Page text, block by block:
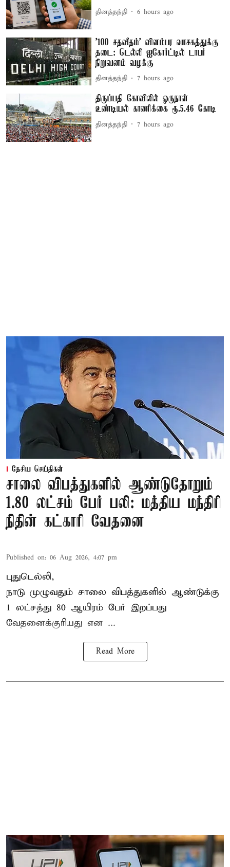
தினத்தந்தி 6 hours ago
'100 சதவீதம்' விளம்பர வாசகத்துக்கு
தடை: டெல்லி ஐகோர்ட்டில் டாபர்
நிறுவனம் வழக்கு
தினத்தந்தி 7 hours ago
திருப்பதி கோவிலில் ஒருநாள்
உண்டியல் காணிக்கை ரூ.5.46 கோடி
தினத்தந்தி 7 hours ago
தேசிய செய்திகள்
சாலை விபத்துகளில் ஆண்டுதோறும்
1.80 லட்சம் பேர் பலி: மத்திய மந்திரி
நிதின் கட்காரி வேதனை
Published on: 06 Aug 2026, 4:07 pm
புதுடெல்லி,
நாடு முழுவதும் சாலை விபத்துகளில் ஆண்டுக்கு
1 லட்சத்து 80 ஆயிரம் பேர் இறப்பது
வேதனைக்குரியது என ...
Read More